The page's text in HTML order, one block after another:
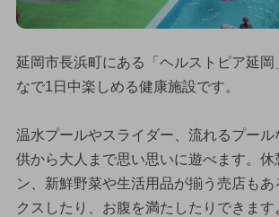
延岡市長浜町にある「ヘルストピア延岡
なで1日中楽しめる健康施設です。
温水プールやスライダー、流れるプール
供から大人まで思い思いに遊べます。休
ン、新鮮野菜や生活用品が揃う売店もあ
クスしたり、お腹を満たしたりできます